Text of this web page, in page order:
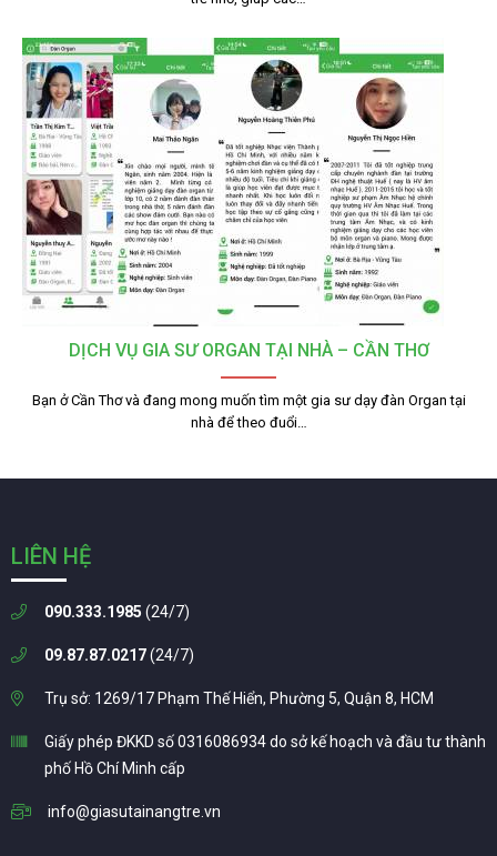
DỊCH VỤ GIA SƯ ORGAN TẠI NHÀ – CẦN THƠ
Bạn ở Cần Thơ và đang mong muốn tìm một gia sư dạy đàn Organ tại
nhà để theo đuổi…
LIÊN HỆ
090.333.1985 (24/7)
09.87.87.0217(24/7)
Trụ sở: 1269/17 Phạm Thế Hiển, Phường 5, Quận 8, HCM
Giấy phép ĐKKD số 0316086934 do sở kế hoạch và đầu tư thành
phố Hồ Chí Minh cấp
info@giasutainangtre.vn